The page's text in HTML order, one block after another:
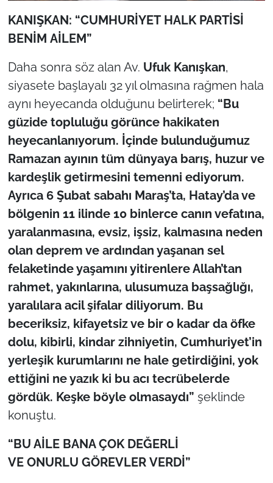
KANIŞKAN: “CUMHURİYET HALK PARTİSİ
BENİM AİLEM”
Daha sonra söz alan Av. Ufuk Kanışkan,
siyasete başlayalı 32 yıl olmasına rağmen hala
aynı heyecanda olduğunu belirterek; “Bu
güzide topluluğu görünce hakikaten
heyecanlanıyorum. İçinde bulunduğumuz
Ramazan ayının tüm dünyaya barış, huzur ve
kardeşlik getirmesini temenni ediyorum.
Ayrıca 6 Şubat sabahı Maraş’ta, Hatay’da ve
bölgenin 11 ilinde 10 binlerce canın vefatına,
yaralanmasına, evsiz, işsiz, kalmasına neden
olan deprem ve ardından yaşanan sel
felaketinde yaşamını yitirenlere Allah’tan
rahmet, yakınlarına, ulusumuza başsağlığı,
yaralılara acil şifalar diliyorum. Bu
beceriksiz, kifayetsiz ve bir o kadar da öfke
dolu, kibirli, kindar zihniyetin, Cumhuriyet’in
yerleşik kurumlarını ne hale getirdiğini, yok
ettiğini ne yazık ki bu acı tecrübelerde
gördük. Keşke böyle olmasaydı” şeklinde
konuştu.
“BU AİLE BANA ÇOK DEĞERLİ
VE ONURLU GÖREVLER VERDİ”